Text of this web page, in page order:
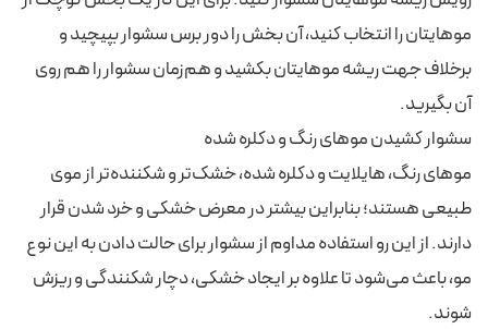
موهایتان را انتخاب کنید، آن بخش را دور برس سشوار بپیچید و
برخلاف جهت ریشه موهایتان بکشید و هم‌زمان سشوار را هم روی
آن بگیرید.
سشوار کشیدن موهای رنگ و دکلره شده
موهای رنگ، هایلایت و دکلره شده، خشک‌تر و شکننده‌تر از موی
طبیعی هستند؛ بنابراین بیشتر در معرض خشکی و خرد شدن قرار
دارند. از این رو استفاده مداوم از سشوار برای حالت دادن به این نوع
مو، باعث می‌شود تا علاوه بر ایجاد خشکی، دچار شکنندگی و ریزش
شوند.